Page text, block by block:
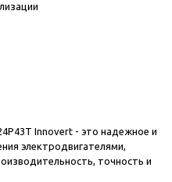
Innovert - это надежное и
электродвигателями,
точность и